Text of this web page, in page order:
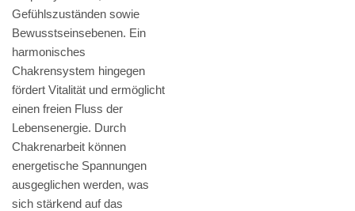
Gefühlszuständen sowie
Bewusstseinsebenen. Ein
harmonisches
Chakrensystem hingegen
fördert Vitalität und ermöglicht
einen freien Fluss der
Lebensenergie. Durch
Chakrenarbeit können
energetische Spannungen
ausgeglichen werden, was
sich stärkend auf das